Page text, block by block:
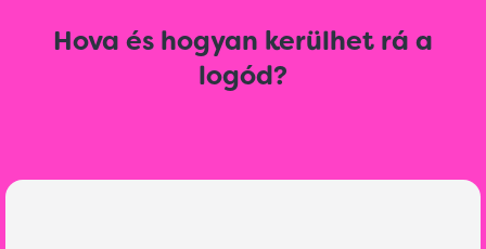
Hova és hogyan kerülhet rá a
logód?